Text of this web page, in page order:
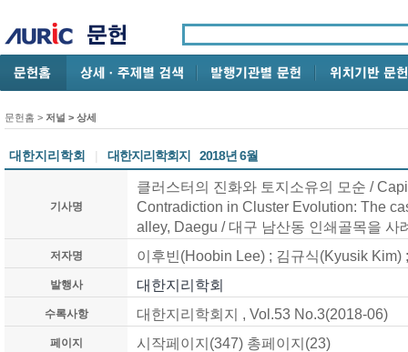
문헌홈 > 저널 > 상세
대한지리학회 | 대한지리학회지 2018년 6월
기사명
클러스터의 진화와 토지소유의 모순 /
Contradiction in Cluster Evolution: The
alley, Daegu / 대구 남산동 인쇄골목을 사
저자명 이후빈(Hoobin Lee) ; 김규식(Kyusik
발행사 대한지리학회
수록사항 대한지리학회지 , Vol.53 No.3(2018-06)
페이지 시작페이지(347) 총페이지(23)